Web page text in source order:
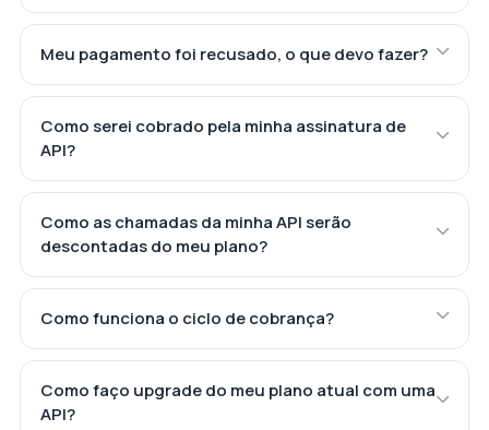
Meu pagamento foi recusado, o que devo fazer?
Como serei cobrado pela minha assinatura de
API?
Como as chamadas da minha API serão
descontadas do meu plano?
Como funciona o ciclo de cobrança?
Como faço upgrade do meu plano atual com uma
API?